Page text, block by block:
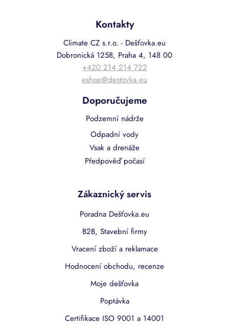
Kontakty
Climate CZ s.r.o. - Dešťovka.eu
Dobronická 1258, Praha 4, 148 00
+420 214 214 722
eshop@destovka.eu
Doporučujeme
Podzemní nádrže
Odpadní vody
Vsak a drenáže
Předpověď počasí
Zákaznický servis
Poradna Dešťovka.eu
B2B, Stavební firmy
Vracení zboží a reklamace
Hodnocení obchodu, recenze
Moje dešťovka
Poptávka
Certifikace ISO 9001 a 14001